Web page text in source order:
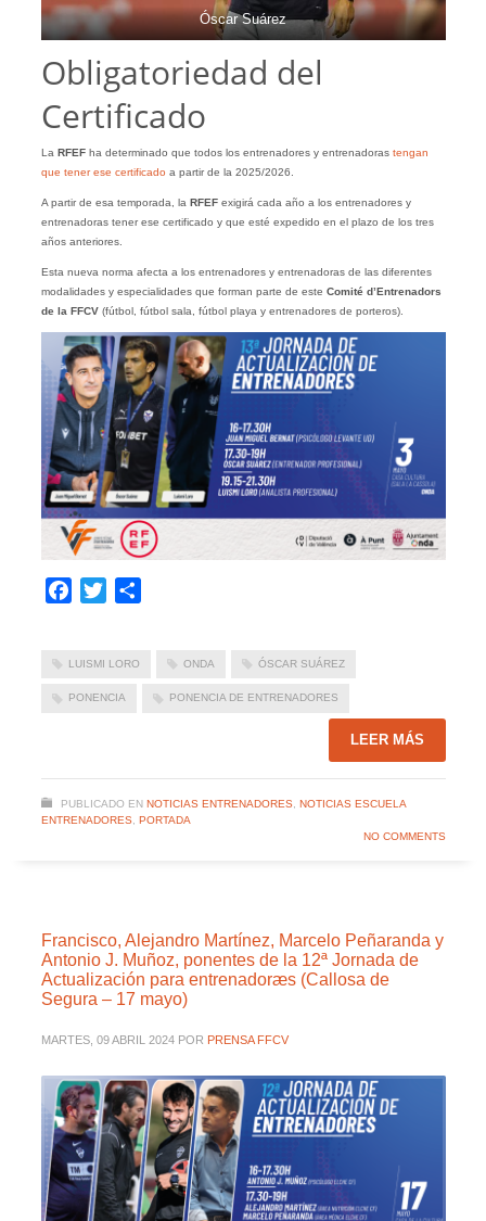
Óscar Suárez
Obligatoriedad del
Certificado
La RFEFha determinado que todos los entrenadores y entrenadoras tengan
que tener ese certificado a partir de la 2025/2026.
A partir de esa temporada, la RFEFexigirá cada año a los entrenadores y
entrenadoras tener ese certificado y que esté expedido en el plazo de los tres
años anteriores.
Esta nueva norma afecta a los entrenadores y entrenadoras de las diferentes
modalidades y especialidades que forman parte de este Comité d’Entrenadors
de la FFCV(fútbol, fútbol sala, fútbol playa y entrenadores de porteros).
Facebook
Twitter
LUISMI LORO ONDA ÓSCAR SUÁREZ
PONENCIA PONENCIA DE ENTRENADORES
LEER MÁS
PUBLICADO EN NOTICIAS ENTRENADORES, NOTICIAS ESCUELA
ENTRENADORES, PORTADA
NO COMMENTS
Francisco, Alejandro Martínez, Marcelo Peñaranda y
Antonio J. Muñoz, ponentes de la 12ª Jornada de
Actualización para entrenadoræs (Callosa de
Segura – 17 mayo)
MARTES, 09 ABRIL 2024 POR PRENSA FFCV